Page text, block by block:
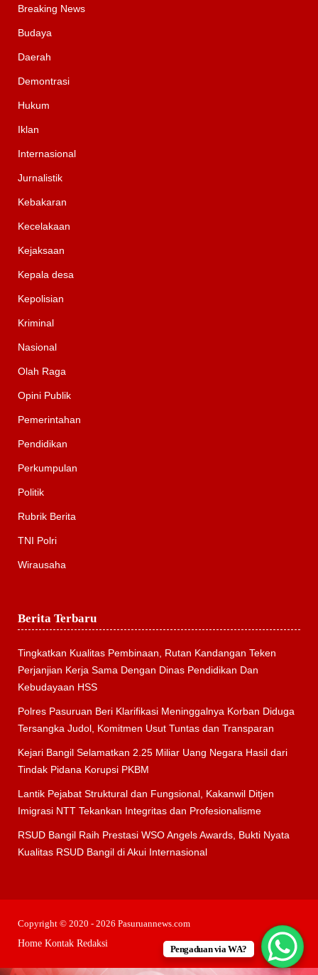
Breaking News
Budaya
Daerah
Demontrasi
Hukum
Iklan
Internasional
Jurnalistik
Kebakaran
Kecelakaan
Kejaksaan
Kepala desa
Kepolisian
Kriminal
Nasional
Olah Raga
Opini Publik
Pemerintahan
Pendidikan
Perkumpulan
Politik
Rubrik Berita
TNI Polri
Wirausaha
Berita Terbaru
Tingkatkan Kualitas Pembinaan, Rutan Kandangan Teken
Perjanjian Kerja Sama Dengan Dinas Pendidikan Dan
Kebudayaan HSS
Polres Pasuruan Beri Klarifikasi Meninggalnya Korban Diduga
Tersangka Judol, Komitmen Usut Tuntas dan Transparan
Kejari Bangil Selamatkan 2.25 Miliar Uang Negara Hasil dari
Tindak Pidana Korupsi PKBM
Lantik Pejabat Struktural dan Fungsional, Kakanwil Ditjen
Imigrasi NTT Tekankan Integritas dan Profesionalisme
RSUD Bangil Raih Prestasi WSO Angels Awards, Bukti Nyata
Kualitas RSUD Bangil di Akui Internasional
Copyright © 2020 - 2026 Pasuruannews.com
Home Kontak Redaksi
Pengaduan via WA?